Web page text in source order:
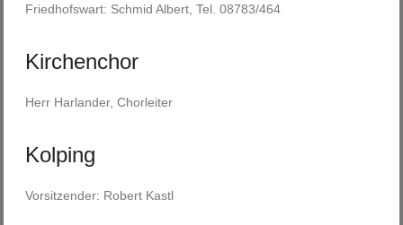
Friedhofswart: Schmid Albert, Tel. 08783/464
Kirchenchor
Herr Harlander, Chorleiter
Kolping
Vorsitzender: Robert Kastl